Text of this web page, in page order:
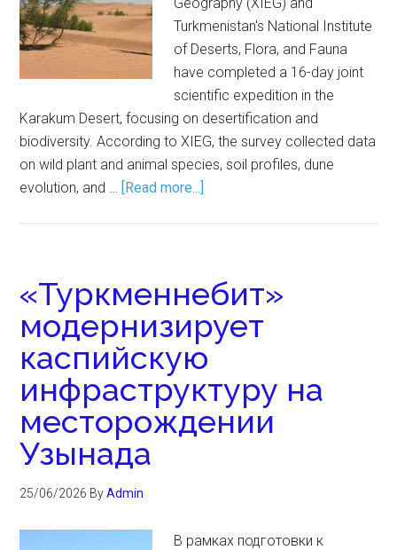
Turkmenistan's National Institute
of Deserts, Flora, and Fauna
have completed a 16-day joint
scientific expedition in the
Karakum Desert, focusing on desertification and
biodiversity. According to XIEG, the survey collected data
on wild plant and animal species, soil profiles, dune
evolution, and … [Read more...]
«Туркменнебит»
модернизирует
каспийскую
инфраструктуру на
месторождении
Узынада
25/06/2026 ByAdmin
В рамках подготовки к